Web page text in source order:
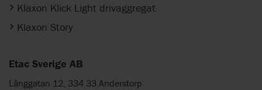
Klaxon Klick Light drivaggregat
Klaxon Story
Etac Sverige AB
Långgatan 12, 334 33 Anderstorp